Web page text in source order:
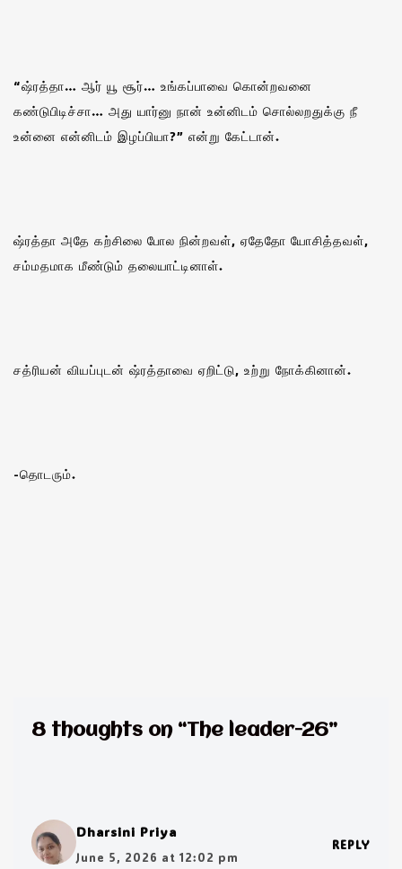
“ஷ்ரத்தா… ஆர் யூ சூர்… உங்கப்பாவை கொன்றவனை
கண்டுபிடிச்சா… அது யார்னு நான் உன்னிடம் சொல்லறதுக்கு நீ
உன்னை என்னிடம் இழப்பியா?” என்று கேட்டான்.
ஷ்ரத்தா அதே கற்சிலை போல நின்றவள், ஏதேதோ யோசித்தவள்,
சம்மதமாக மீண்டும் தலையாட்டினாள்.
சத்ரியன் வியப்புடன் ஷ்ரத்தாவை ஏறிட்டு, உற்று நோக்கினான்.
-தொடரும்.
8 thoughts on “The leader-26”
Dharsini Priya
June 5, 2026 at 12:02 pm
REPLY